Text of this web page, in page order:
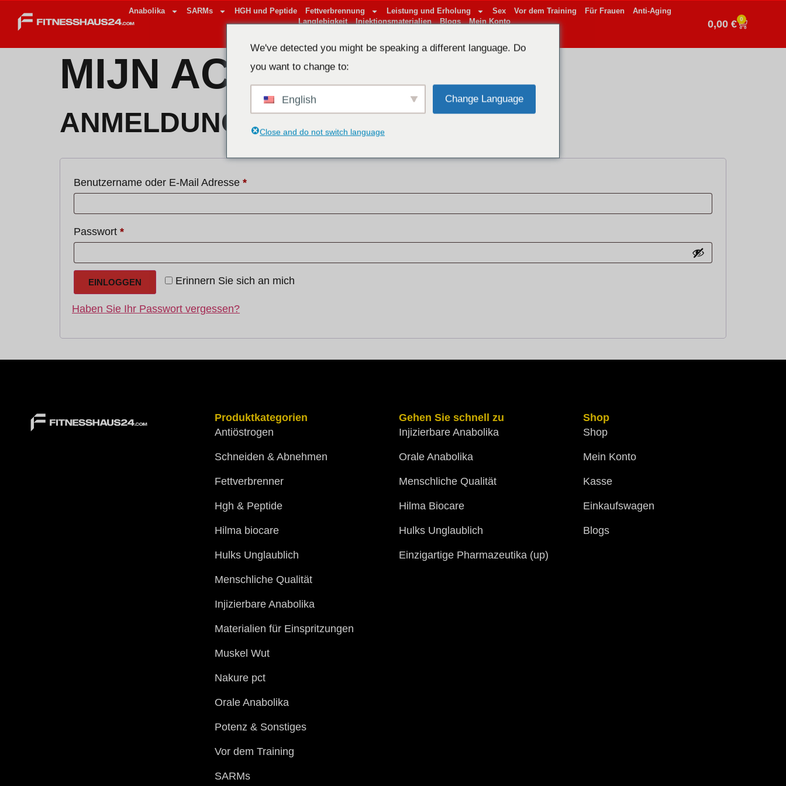
Anabolika SARMs HGH und Peptide Fettverbrennung Leistung und Erholung Sex Vor dem Training Für Frauen
Anti-Aging
Langlebigkeit
Injektionsmaterialien Blogs Mein Konto 0,00 € 0
MIJN ACCOUNT
ANMELDUNG
Benutzername oder E-Mail Adresse *
Passwort *
Erinnern Sie sich an mich
EINLOGGEN
Haben Sie Ihr Passwort vergessen?
Produktkategorien
Antiöstrogen
Schneiden & Abnehmen
Fettverbrenner
Hgh & Peptide
Hilma biocare
Hulks Unglaublich
Menschliche Qualität
Injizierbare Anabolika
Materialien für Einspritzungen
Muskel Wut
Nakure pct
Orale Anabolika
Potenz & Sonstiges
Vor dem Training
SARMs
Gehen Sie schnell zu
Injizierbare Anabolika
Orale Anabolika
Menschliche Qualität
Hilma Biocare
Hulks Unglaublich
Einzigartige Pharmazeutika (up)
Shop
Shop
Mein Konto
Kasse
Einkaufswagen
Blogs
We've detected you might be speaking a different language. Do
you want to change to:
English Change Language
Close and do not switch language